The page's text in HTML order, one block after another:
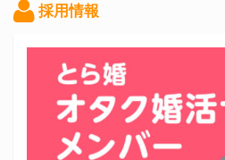
採用情報